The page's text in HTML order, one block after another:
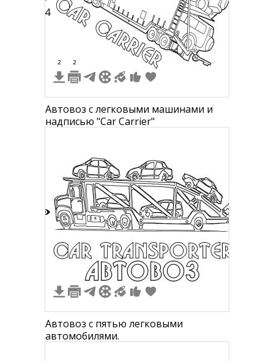
14
2 2
Автовоз с легковыми машинами и
надписью "Car Carrier"
Автовоз с пятью легковыми
автомобилями.